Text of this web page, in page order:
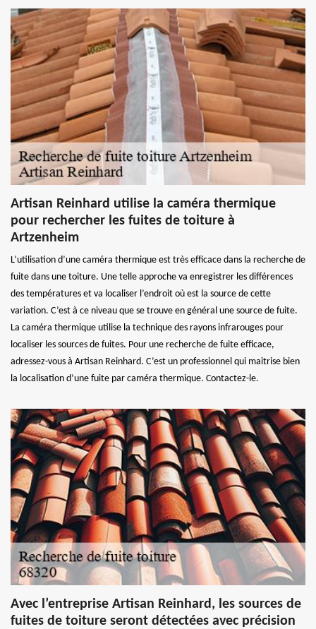
Artisan Reinhard utilise la caméra thermique
pour rechercher les fuites de toiture à
Artzenheim
L’utilisation d’une caméra thermique est très efficace dans la recherche de
fuite dans une toiture. Une telle approche va enregistrer les différences
des températures et va localiser l’endroit où est la source de cette
variation. C’est à ce niveau que se trouve en général une source de fuite.
La caméra thermique utilise la technique des rayons infrarouges pour
localiser les sources de fuites. Pour une recherche de fuite efficace,
adressez-vous à Artisan Reinhard. C’est un professionnel qui maitrise bien
la localisation d’une fuite par caméra thermique. Contactez-le.
Avec l’entreprise Artisan Reinhard, les sources de
fuites de toiture seront détectées avec précision